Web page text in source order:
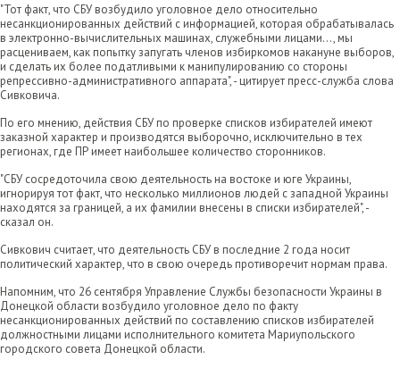
"Тот факт, что СБУ возбудило уголовное дело относительно
несанкционированных действий с информацией, которая обрабатывалась
в электронно-вычислительных машинах, служебными лицами..., мы
расцениваем, как попытку запугать членов избиркомов накануне выборов,
и сделать их более податливыми к манипулированию со стороны
репрессивно-административного аппарата", - цитирует пресс-служба слова
Сивковича.
По его мнению, действия СБУ по проверке списков избирателей имеют
заказной характер и производятся выборочно, исключительно в тех
регионах, где ПР имеет наибольшее количество сторонников.
"СБУ сосредоточила свою деятельность на востоке и юге Украины,
игнорируя тот факт, что несколько миллионов людей с западной Украины
находятся за границей, а их фамилии внесены в списки избирателей", -
сказал он.
Сивкович считает, что деятельность СБУ в последние 2 года носит
политический характер, что в свою очередь противоречит нормам права.
Напомним, что 26 сентября Управление Службы безопасности Украины в
Донецкой области возбудило уголовное дело по факту
несанкционированных действий по составлению списков избирателей
должностными лицами исполнительного комитета Мариупольского
городского совета Донецкой области.